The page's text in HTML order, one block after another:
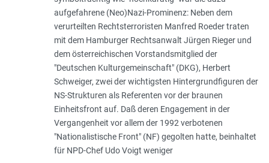
aufgefahrene (Neo)Nazi-Prominenz: Neben dem
verurteilten Rechtsterroristen Manfred Roeder traten
mit dem Hamburger Rechtsanwalt Jürgen Rieger und
dem österreichischen Vorstandsmitglied der
"Deutschen Kulturgemeinschaft" (DKG), Herbert
Schweiger, zwei der wichtigsten Hintergrundfiguren der
NS-Strukturen als Referenten vor der braunen
Einheitsfront auf. Daß deren Engagement in der
Vergangenheit vor allem der 1992 verbotenen
"Nationalistische Front" (NF) gegolten hatte, beinhaltet
für NPD-Chef Udo Voigt weniger